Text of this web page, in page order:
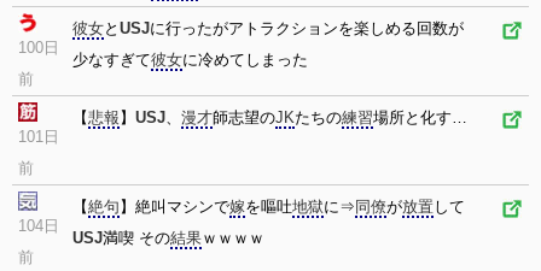
100日
前
彼女と USJに行ったがアトラクションを楽しめる回数が
少なすぎて彼女に冷めてしまった
101日
前
【悲報 】 USJ、 漫才師志望のJKたちの練習場所と化す…
104日
前
【絶句 】絶叫マシンで嫁を嘔吐地獄に⇒ 同僚が放置して
USJ満喫 その結果ｗｗｗｗ